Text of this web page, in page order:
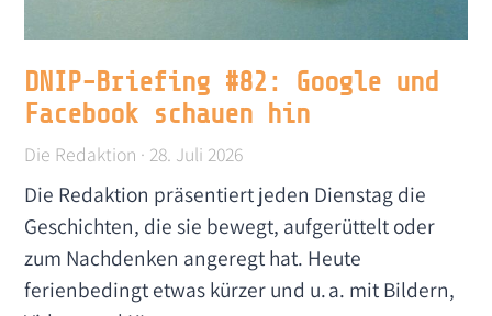
DNIP-Briefing #82: Google und
Facebook schauen hin
Die Redaktion 28. Juli 2026
Die Redaktion präsentiert jeden Dienstag die
Geschichten, die sie bewegt, aufgerüttelt oder
zum Nachdenken angeregt hat. Heute
ferienbedingt etwas kürzer und u. a. mit Bildern,